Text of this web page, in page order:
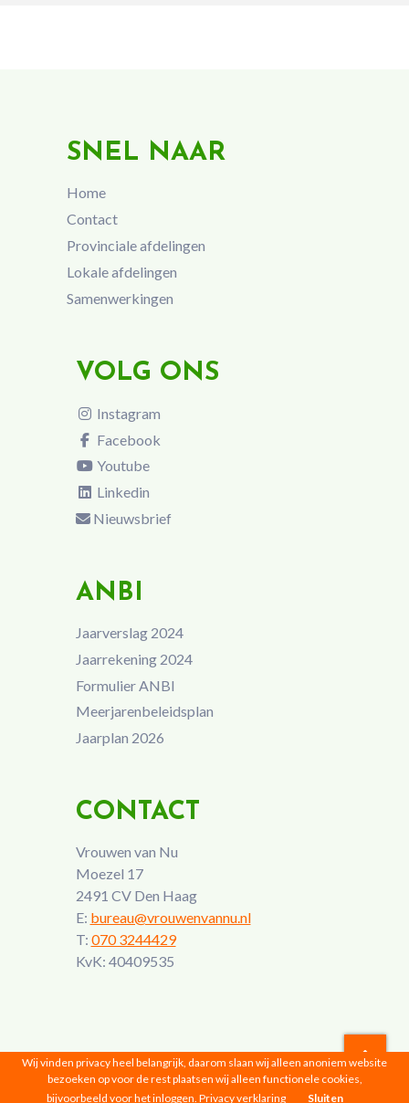
SNEL NAAR
Home
Contact
Provinciale afdelingen
Lokale afdelingen
Samenwerkingen
VOLG ONS
Instagram
Facebook
Youtube
Linkedin
Nieuwsbrief
ANBI
Jaarverslag 2024
Jaarrekening 2024
Formulier ANBI
Meerjarenbeleidsplan
Jaarplan 2026
CONTACT
Vrouwen van Nu
Moezel 17
2491 CV Den Haag
E: bureau@vrouwenvannu.nl
T: 070 3244429
KvK: 40409535
Vrouwen van Nu © 2026 |Privacyverklaring
Wij vinden privacy heel belangrijk, daarom slaan wij alleen anoniem website
bezoeken op voor de rest plaatsen wij alleen functionele cookies,
bijvoorbeeld voor het inloggen. Privacy verklaring Sluiten